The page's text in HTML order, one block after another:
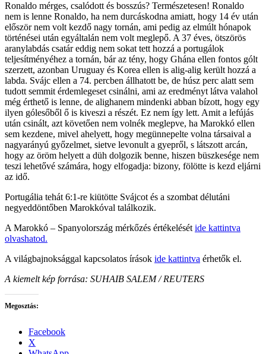
Ronaldo mérges, csalódott és bosszús? Természetesen! Ronaldo
nem is lenne Ronaldo, ha nem durcáskodna amiatt, hogy 14 év után
először nem volt kezdő nagy tornán, ami pedig az elmúlt hónapok
történései után egyáltalán nem volt meglepő. A 37 éves, ötszörös
aranylabdás csatár eddig nem sokat tett hozzá a portugálok
teljesítményéhez a tornán, bár az tény, hogy Ghána ellen fontos gólt
szerzett, azonban Uruguay és Korea ellen is alig-alig került hozzá a
labda. Svájc ellen a 74. percben állhatott be, de húsz perc alatt sem
tudott semmit érdemlegeset csinálni, ami az eredményt látva valahol
még érthető is lenne, de alighanem mindenki abban bízott, hogy egy
ilyen gólesőből ő is kiveszi a részét. Ez nem így lett. Amit a lefújás
után csinált, azt követően nem volnék meglepve, ha Marokkó ellen
sem kezdene, mivel ahelyett, hogy megünnepelte volna társaival a
nagyarányú győzelmet, sietve levonult a gyepről, s látszott arcán,
hogy az öröm helyett a düh dolgozik benne, hiszen büszkesége nem
teszi lehetővé számára, hogy elfogadja: bizony, fölötte is kezd eljárni
az idő.
Portugália tehát 6:1-re kiütötte Svájcot és a szombat délutáni
negyeddöntőben Marokkóval találkozik.
A Marokkó – Spanyolország mérkőzés értékelését ide kattintva
olvashatod.
A világbajnoksággal kapcsolatos írások ide kattintva érhetők el.
A kiemelt kép forrása: SUHAIB SALEM / REUTERS
Megosztás:
Facebook
X